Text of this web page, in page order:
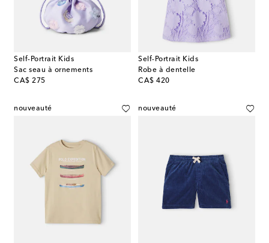
Self-Portrait Kids
Sac seau à ornements
CA$ 275
original price
Self-Portrait Kids
Robe à dentelle
CA$ 420
original price
nouveauté nouveauté